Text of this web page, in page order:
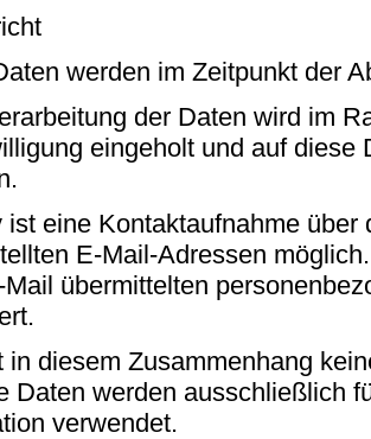
werden im Zeitpunkt der
der Daten wird im
eingeholt und auf diese
ist eine Kontaktaufnahme über
E-Mail-Adressen
übermittelten
in diesem Zusammenhang
Daten werden ausschließlich
verwendet.